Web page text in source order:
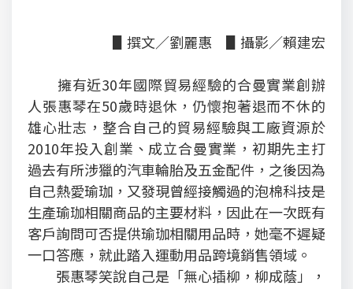
▋撰文／劉麗惠 ▋攝影／賴建宏
擁有近30年國際貿易經驗的合曼實業創辦
人張惠琴在50歲時退休，仍懷抱著退而不休的
雄心壯志，整合自己的貿易經驗與工廠資源於
2010年投入創業、成立合曼實業，初期先主打
過去有所涉獵的汽車輪胎及五金配件，之後因為
自己熱愛瑜珈，又發現曾經接觸過的泡棉科技是
生產瑜珈相關商品的主要材料，因此在一次既有
客戶詢問可否提供瑜珈相關用品時，她毫不遲疑
一口答應，就此踏入運動用品跨境銷售領域。
張惠琴笑說自己是「無心插柳，柳成蔭」，